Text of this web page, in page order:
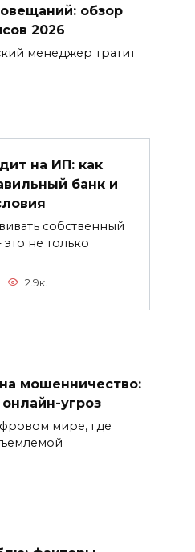
обзор
2026
менеджер тратит
на ИП: как
банк и
собственный
не только
2.9к.
мошенничество:
угроз
мире, где